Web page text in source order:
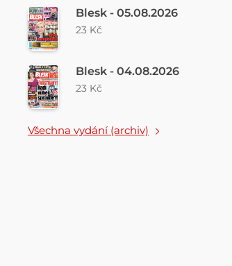
Blesk - 05.08.2026
23 Kč
Blesk - 04.08.2026
23 Kč
Všechna vydání (archiv)